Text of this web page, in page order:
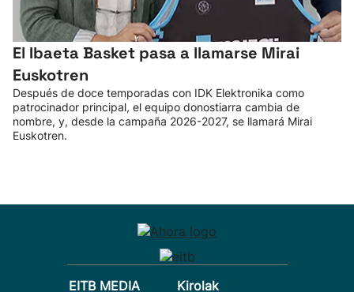
El Ibaeta Basket pasa a llamarse Mirai
Euskotren
Después de doce temporadas con IDK Elektronika como
patrocinador principal, el equipo donostiarra cambia de
nombre, y, desde la campaña 2026-2027, se llamará Mirai
Euskotren.
EITB MEDIA Kirolak